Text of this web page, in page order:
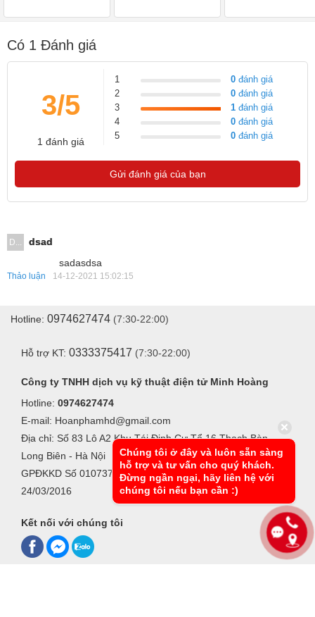
Có 1 Đánh giá
3/5
1 đánh giá
1 0 đánh giá
2
0 đánh giá
3
1 đánh giá
4
0 đánh giá
5
0 đánh giá
Gửi đánh giá của bạn
D...
dsad
sadasdsa
Thảo luận 14-12-2021 15:02:15
Hotline: 0974627474 (7:30-22:00)
Hỗ trợ KT: 0333375417 (7:30-22:00)
Công ty TNHH dịch vụ kỹ thuật điện tử Minh Hoàng
Hotline: 0974627474
E-mail: Hoanphamhd@gmail.com
Địa chỉ: Số 83 Lô A2 Khu Tái Định Cư Tổ 16 Thạch Bàn -
Long Biên - Hà Nội
GPĐKKD Số 0107370042, Do Sở KHĐT Hà Nội cấp ngày
24/03/2016
Kết nối với chúng tôi
Chúng tôi ở đây và luôn sẵn sàng
hỗ trợ và tư vấn cho quý khách.
Đừng ngần ngại, hãy liên hệ với
chúng tôi nếu bạn cần :)